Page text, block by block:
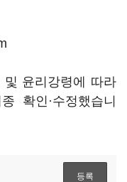
윤리강령에 따라
확인·수정했습니